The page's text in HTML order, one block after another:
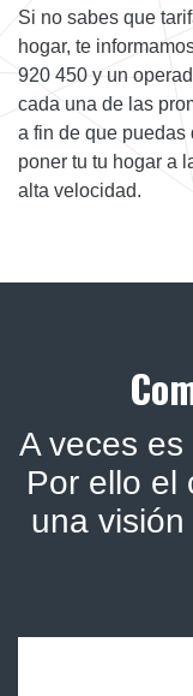
Si no sabes que
hogar, te
920 450 y un
cada una de las
a fin de que puedas
poner tu tu hogar a
alta velocidad.
A veces
Por ello el
una